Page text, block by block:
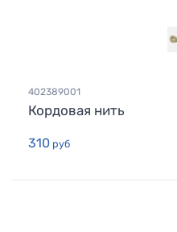
402389001
Кордовая нить
310 руб